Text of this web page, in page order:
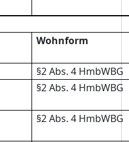
Wohnform
§2 Abs. 4 HmbWBG
§2 Abs. 4 HmbWBG
§2 Abs. 4 HmbWBG